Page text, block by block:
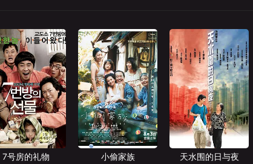
7号房的礼物 小偷家族 天水围的日与夜